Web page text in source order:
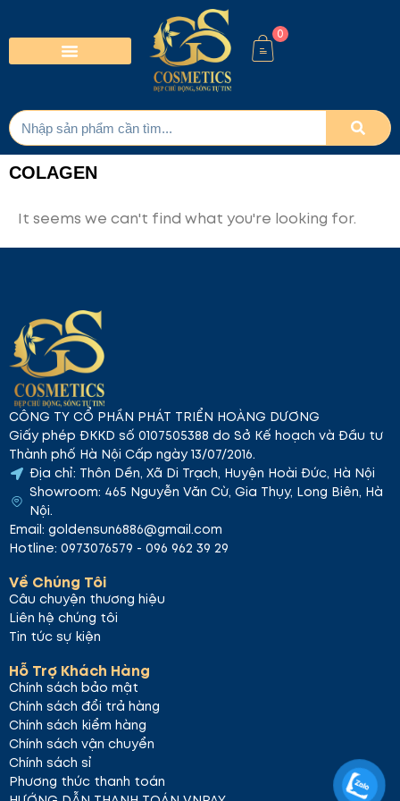
0
COLAGEN
It seems we can't find what you're looking for.
CÔNG TY CỔ PHẦN PHÁT TRIỂN HOÀNG DƯƠNG
Giấy phép ĐKKD số 0107505388 do Sở Kế hoạch và Đầu tư
Thành phố Hà Nội Cấp ngày 13/07/2016.
Địa chỉ: Thôn Dền, Xã Di Trạch, Huyện Hoài Đức, Hà Nội
Showroom: 465 Nguyễn Văn Cừ, Gia Thụy, Long Biên, Hà
Nội.
Email: goldensun6886@gmail.com
Hotline: 0973076579 - 096 962 39 29
Về Chúng Tôi
Câu chuyện thương hiệu
Liên hệ chúng tôi
Tin tức sự kiện
Hỗ Trợ Khách Hàng
Chính sách bảo mật
Chính sách đổi trả hàng
Chính sách kiểm hàng
Chính sách vận chuyển
Chính sách sỉ
Phương thức thanh toán